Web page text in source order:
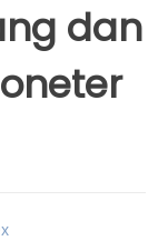
dan